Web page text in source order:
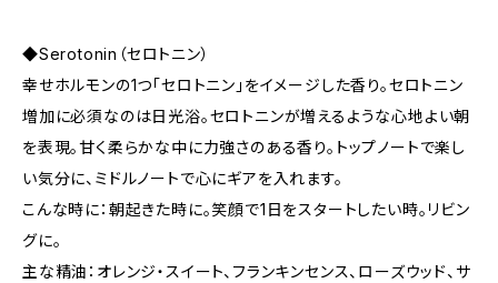
◆Serotonin（セロトニン）
幸せホルモンの1つ「セロトニン」をイメージした香り。セロトニン
増加に必須なのは日光浴。セロトニンが増えるような心地よい朝
を表現。甘く柔らかな中に力強さのある香り。トップノートで楽し
い気分に、ミドルノートで心にギアを入れます。
こんな時に：朝起きた時に。笑顔で1日をスタートしたい時。リビン
グに。
主な精油：オレンジ・スイート、フランキンセンス、ローズウッド、サ